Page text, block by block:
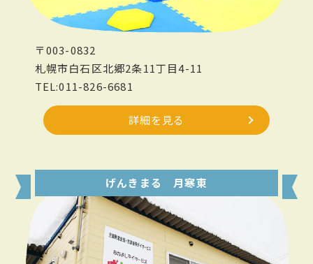
〒003-0832
札幌市白石区北郷2条11丁目4-11
TEL:011-826-6681
詳細を見る
げんきまる 月寒東